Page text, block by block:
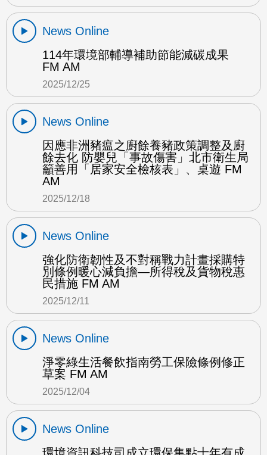
News Online
114年環境部輔導補助節能減碳成果
FM AM
2025/12/25
News Online
因應非洲豬瘟之廚餘養豬政策調整及廚
餘去化 防嬰兒「事故傷害」北市衛生局
籲善用「居家安全檢核表」、桌遊 FM
AM
2025/12/18
News Online
強化防衛韌性及不對稱戰力計畫採購特
別條例暖心減負擔—所得稅及貨物稅惠
民措施 FM AM
2025/12/11
News Online
淨零綠生活餐飲指南勞工保險條例修正
草案 FM AM
2025/12/04
News Online